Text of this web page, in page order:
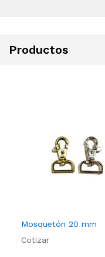
Productos
Mosquetón 20 mm
Cotizar